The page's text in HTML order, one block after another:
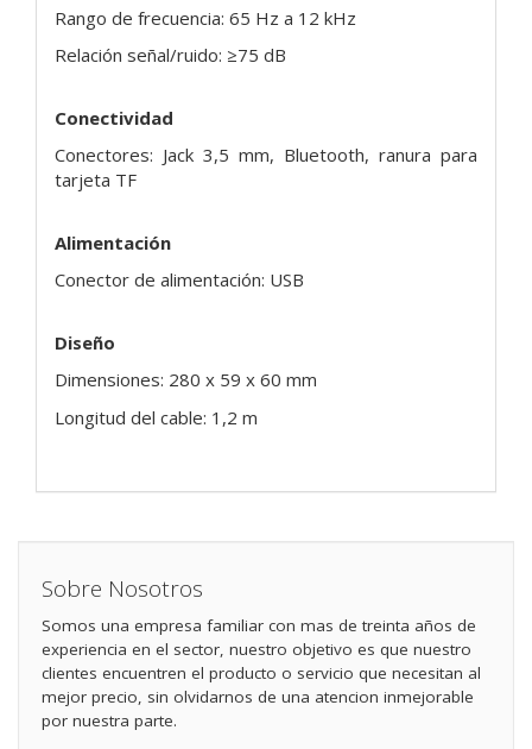
Rango de frecuencia: 65 Hz a 12 kHz
Relación señal/ruido: ≥75 dB
Conectividad
Conectores: Jack 3,5 mm, Bluetooth, ranura para
tarjeta TF
Alimentación
Conector de alimentación: USB
Diseño
Dimensiones: 280 x 59 x 60 mm
Longitud del cable: 1,2 m
Sobre Nosotros
Somos una empresa familiar con mas de treinta años de
experiencia en el sector, nuestro objetivo es que nuestro
clientes encuentren el producto o servicio que necesitan al
mejor precio, sin olvidarnos de una atencion inmejorable
por nuestra parte.